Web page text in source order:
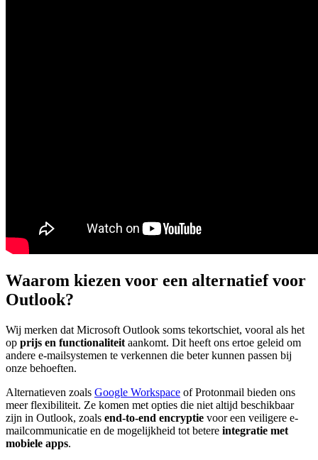
Waarom kiezen voor een alternatief voor
Outlook?
Wij merken dat Microsoft Outlook soms tekortschiet, vooral als het
op prijs en functionaliteit aankomt. Dit heeft ons ertoe geleid om
andere e-mailsystemen te verkennen die beter kunnen passen bij
onze behoeften.
Alternatieven zoals Google Workspace of Protonmail bieden ons
meer flexibiliteit. Ze komen met opties die niet altijd beschikbaar
zijn in Outlook, zoals end-to-end encryptie voor een veiligere e-
mailcommunicatie en de mogelijkheid tot betere integratie met
mobiele apps.